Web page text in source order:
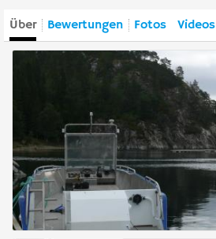
Über Bewertungen Fotos Videos